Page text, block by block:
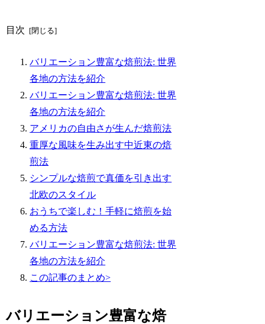
目次
バリエーション豊富な焙煎法: 世界
各地の方法を紹介
バリエーション豊富な焙煎法: 世界
各地の方法を紹介
アメリカの自由さが生んだ焙煎法
重厚な風味を生み出す中近東の焙
煎法
シンプルな焙煎で真価を引き出す
北欧のスタイル
おうちで楽しむ！手軽に焙煎を始
める方法
バリエーション豊富な焙煎法: 世界
各地の方法を紹介
この記事のまとめ>
バリエーション豊富な焙